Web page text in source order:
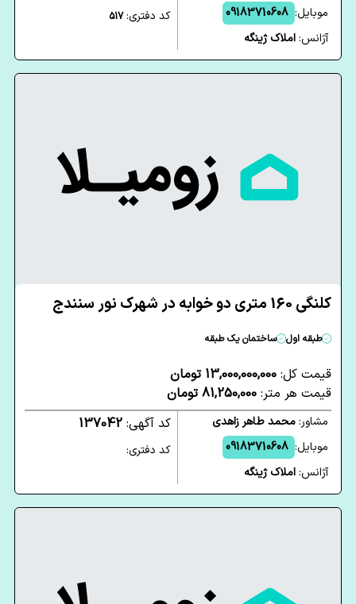
موبایل: 09183710608
آژانس:املاک ژینگه
کد دفتری:517
کلنگی 160 متری دو خوابه در شهرک نور سنندج
طبقه اول ساختمان یک طبقه
قیمت کل: 13,000,000,000 تومان
قیمت هر متر: 81,250,000 تومان
مشاور:محمد طاهر زاهدی
موبایل: 09183710608
آژانس:املاک ژینگه
کد آگهی: 137042
کد دفتری: